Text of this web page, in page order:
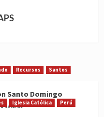
Recursos Santos
Santo Domingo
Católico
Iglesia Católica
Perú